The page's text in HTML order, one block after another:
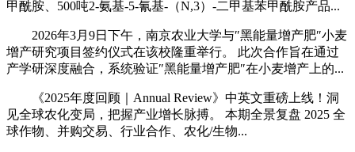
甲酰胺、500吨2-氨基-5-氰基-（N,3）-二甲基苯甲酰胺产品...
2026年3月9日下午，南京农业大学与″黑能量增产肥″小麦
增产研究项目签约仪式在该校隆重举行。 此次合作旨在通过
产学研深度融合，系统验证″黑能量增产肥″在小麦增产上的...
《2025年度回顾｜Annual Review》中英文重磅上线！洞
见全球农化变局，把握产业增长脉搏。 本期全景复盘 2025 全
球作物、并购交易、行业合作、农化/生物...